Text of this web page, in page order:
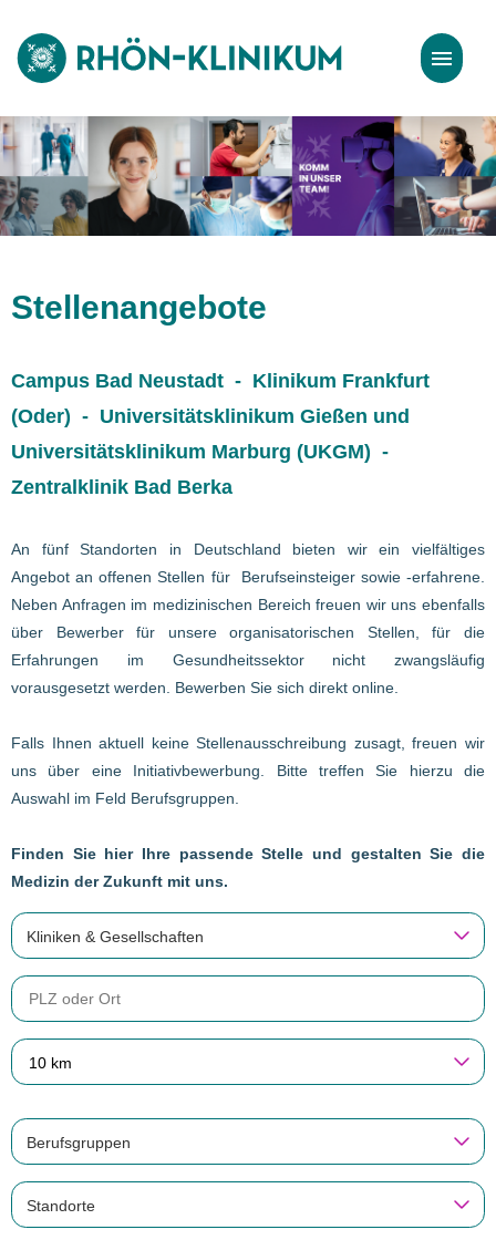
Stellenangebote
Bewerbungstipps
Stellenangebote
Campus Bad Neustadt - Klinikum Frankfurt
(Oder) - Universitätsklinikum Gießen und
Universitätsklinikum Marburg (UKGM) -
Zentralklinik Bad Berka
An fünf Standorten in Deutschland bieten wir ein vielfältiges
Angebot an offenen Stellen für Berufseinsteiger sowie -erfahrene.
Neben Anfragen im medizinischen Bereich freuen wir uns ebenfalls
über Bewerber für unsere organisatorischen Stellen, für die
Erfahrungen im Gesundheitssektor nicht zwangsläufig
vorausgesetzt werden. Bewerben Sie sich direkt online.
Falls Ihnen aktuell keine Stellenausschreibung zusagt, freuen wir
uns über eine Initiativbewerbung. Bitte treffen Sie hierzu die
Auswahl im Feld Berufsgruppen.
Finden Sie hier Ihre passende Stelle und gestalten Sie die
Medizin der Zukunft mit uns.
Kliniken & Gesellschaften
10 km
Berufsgruppen
Standorte